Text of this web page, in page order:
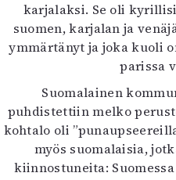
karjalaksi. Se oli
suomen, karjalan ja
ymmärtänyt ja joka kuoli
parissa
Suomalainen
puhdistettiin melko
kohtalo oli
myös suomalaisia,
kiinnostuneita: